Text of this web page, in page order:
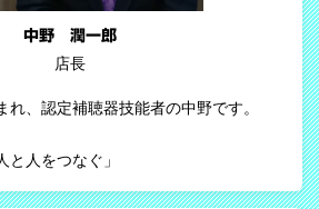
中野 潤一郎
店長
れ、認定補聴器技能者の中野です。
と人をつなぐ」